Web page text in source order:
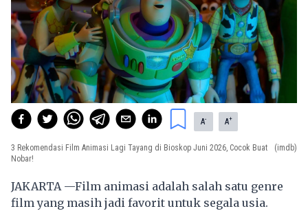
A- A+
3 Rekomendasi Film Animasi Lagi Tayang di Bioskop Juni 2026, Cocok Buat
Nobar!
(imdb)
JAKARTA —Film animasi adalah salah satu genre
film yang masih jadi favorit untuk segala usia.